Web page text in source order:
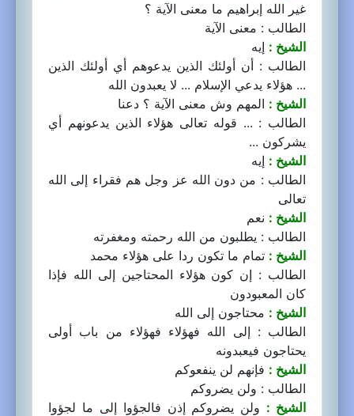
غير الله إبراهيم ما معنى الآية ؟
الطالب : معنى الآية
الشيخ : إيه
الطالب : أن أولئك الذين يدعوهم أي أولئك الذين
... هؤلاء يدعي الإسلام ... لا يعبدون الله
الشيخ : المهم وش معنى الآية ؟ دعنا
الطالب : ... قوله تعالى هؤلاء الذين يدعونهم أي
يشركون ...
الشيخ : إيه
الطالب : من دون الله عز وجل هم فقراء إلى الله
تعالى
الشيخ : نعم
الطالب : يطلبون من الله رحمته ومغفرته
الشيخ : تمام ما تكون ردا على هؤلاء محمد
الطالب : إن كون هؤلاء المحتاجين إلى الله فإذا
كان المعبودون
الشيخ : محتاجون إلى الله
الطالب : إلى الله فهؤلاء فهؤلاء من باب أولى
يحتاجون فيعبدونه
الشيخ : فإنهم لن ينفعوكم
الطالب : ولن يضروكم
الشيخ : ولن يضروكم إذن فالجؤوا إلى ما لجؤوا